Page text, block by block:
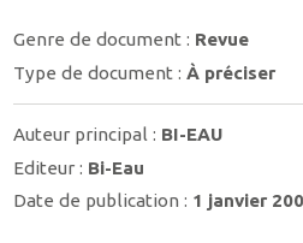
Genre de document : Revue
Type de document :À préciser
Auteur principal : BI-EAU
Editeur : Bi-Eau
Date de publication : 1 janvier